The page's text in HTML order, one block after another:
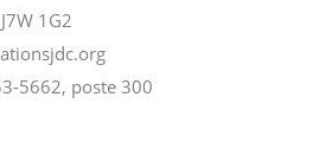
1G2
5662, poste 300